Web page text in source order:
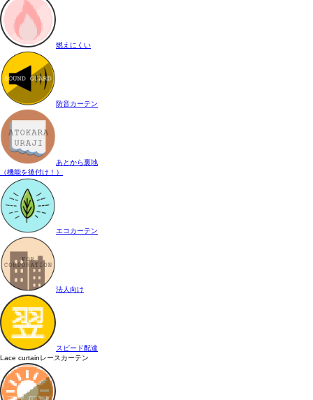
燃えにくい
防音カーテン
あとから裏地
（機能を後付け！）
エコカーテン
法人向け
スピード配達
Lace curtainレースカーテン